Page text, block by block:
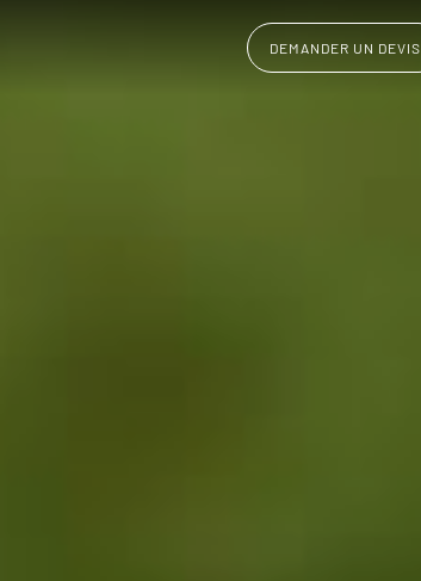
DEMANDER UN DEVIS